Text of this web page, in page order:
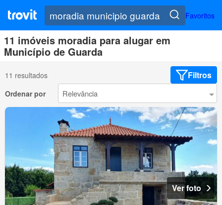
Favoritos
11 imóveis moradia para alugar em
Município de Guarda
11 resultados Filtros
Ordenar por
Ver foto